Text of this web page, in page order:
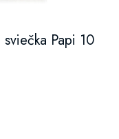
Papi 10